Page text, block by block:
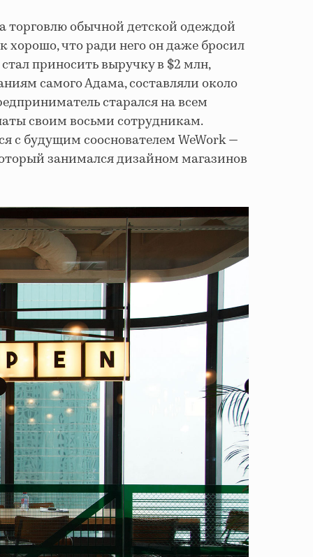
торговлю обычной детской одеждой
хорошо, что ради него он даже бросил
стал приносить выручку в $2 млн,
самого Адама, составляли около
старался на всем
своим восьми сотрудникам.
с будущим сооснователем WeWork —
занимался дизайном магазинов